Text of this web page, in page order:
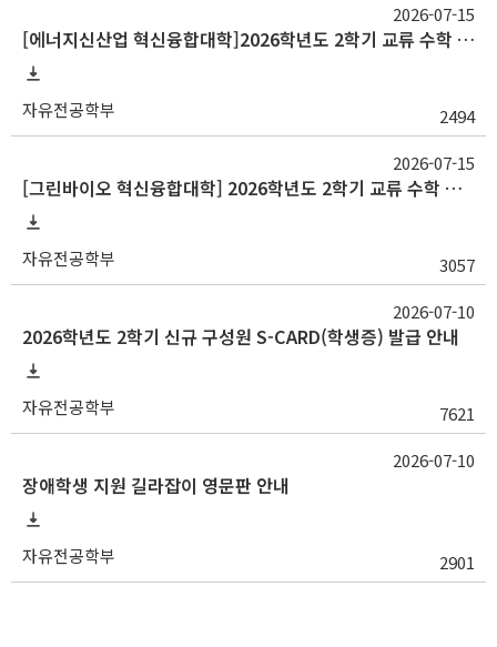
[에너지신산업 혁신융합대학]2026학년도 2학기 교류 수학 안내(고려대, 부산대, 한양대)
자유전공학부 2494
2026-07-15
[그린바이오 혁신융합대학] 2026학년도 2학기 교류 수학 안내(충남대)
자유전공학부 3057
2026-07-15
2026학년도 2학기 신규 구성원 S-CARD(학생증) 발급 안내
자유전공학부 7621
2026-07-10
장애학생 지원 길라잡이 영문판 안내
자유전공학부 2901
2026-07-10